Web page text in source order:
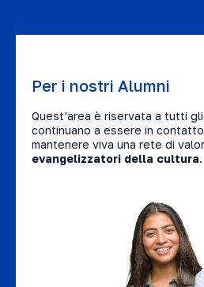
Per i nostri Alumni
Quest’area è riservata a tutti gli
continuano a essere in
mantenere viva una rete di
evangelizzatori della cultura.